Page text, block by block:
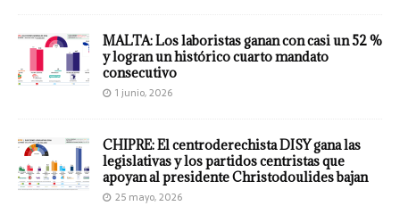
MALTA: Los laboristas ganan con casi un 52 %
y logran un histórico cuarto mandato
consecutivo
1 junio, 2026
CHIPRE: El centroderechista DISY gana las
legislativas y los partidos centristas que
apoyan al presidente Christodoulides bajan
25 mayo, 2026